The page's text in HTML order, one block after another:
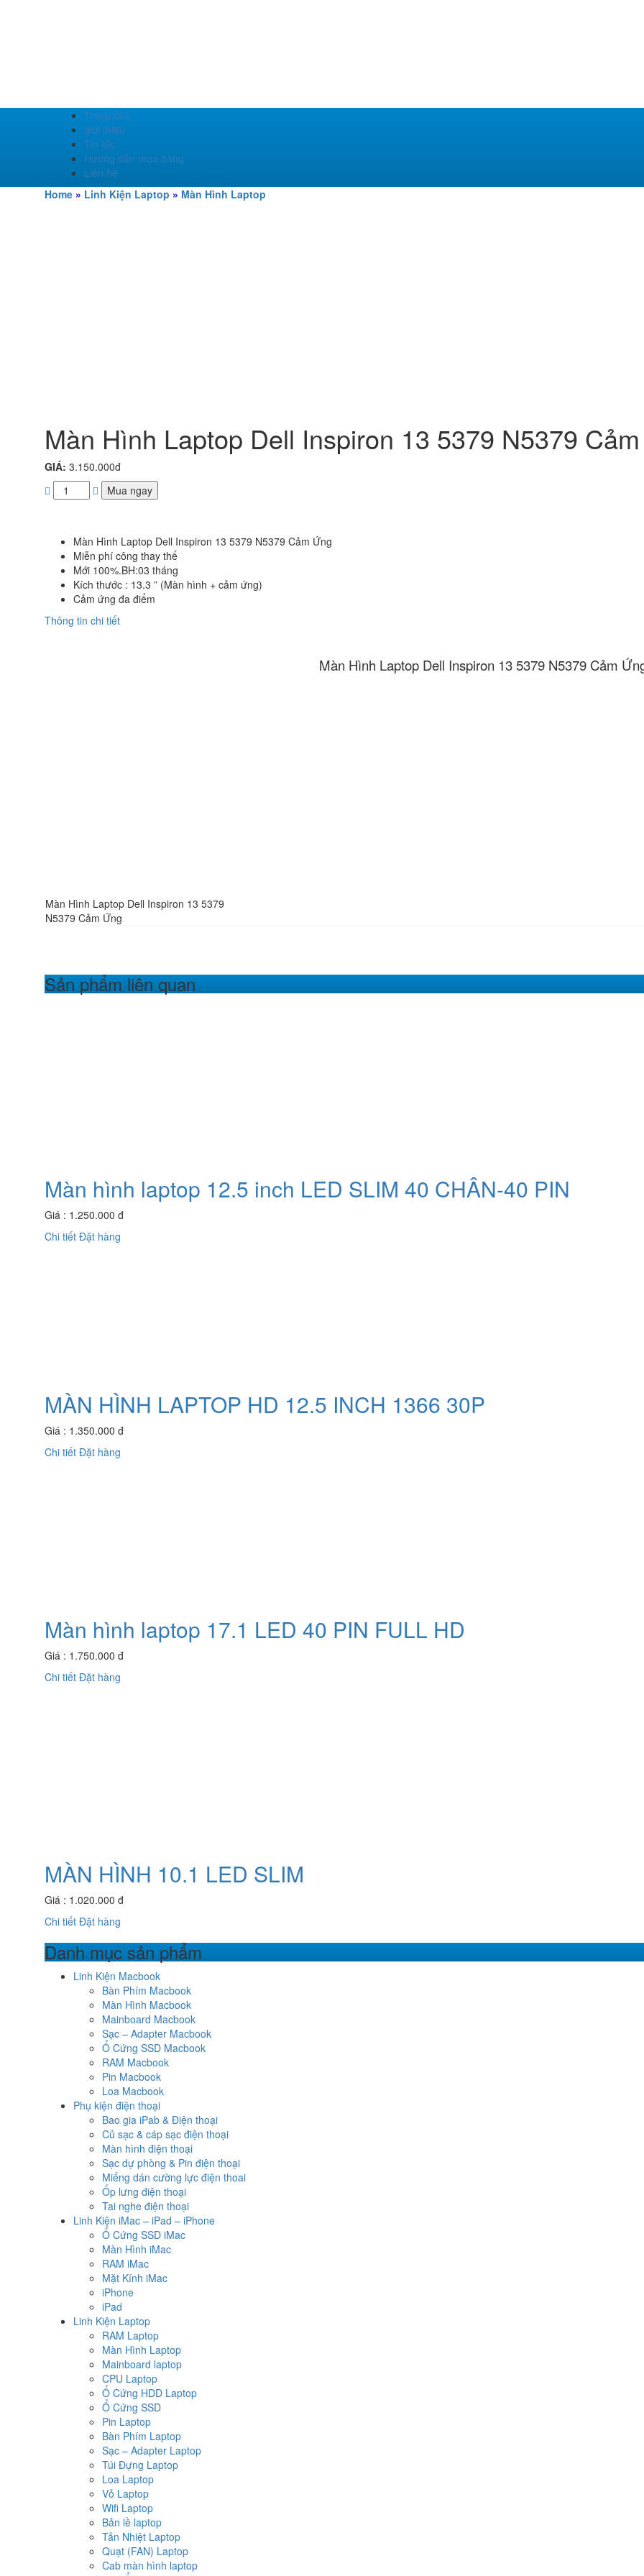
Trang chủ
giới thiệu
Tin tức
Hướng dẫn mua hàng
Liên hệ
Home » Linh Kiện Laptop » Màn Hình Laptop
Màn Hình Laptop Dell Inspiron 13 5379 N5379
GIÁ: 3.150.000đ
Mua ngay
Màn Hình Laptop Dell Inspiron 13 5379 N5379 Cảm Ứng
Miễn phí công thay thế
Mới 100%.BH:03 tháng
Kích thước : 13.3 ” (Màn hình + cảm ứng)
Cảm ứng đa điểm
Thông tin chi tiết
Màn Hình Laptop Dell Inspiron 13 5379 N5379 Cảm
Màn Hình Laptop Dell Inspiron 13 5379
N5379 Cảm Ứng
Sản phẩm liên quan
Màn hình laptop 12.5 inch LED SLIM 40 CHÂN-40 PIN
Giá : 1.250.000 đ
Chi tiết Đặt hàng
MÀN HÌNH LAPTOP HD 12.5 INCH 1366 30P
Giá : 1.350.000 đ
Chi tiết Đặt hàng
Màn hình laptop 17.1 LED 40 PIN FULL HD
Giá : 1.750.000 đ
Chi tiết Đặt hàng
MÀN HÌNH 10.1 LED SLIM
Giá : 1.020.000 đ
Chi tiết Đặt hàng
Danh mục sản phẩm
Linh Kiện Macbook
Bàn Phím Macbook
Màn Hình Macbook
Mainboard Macbook
Sạc – Adapter Macbook
Ổ Cứng SSD Macbook
RAM Macbook
Pin Macbook
Loa Macbook
Phụ kiện điện thoại
Bao gia iPab & Điện thoại
Củ sạc & cáp sạc điện thoại
Màn hình điện thoại
Sạc dự phòng & Pin điện thoại
Miếng dán cường lực điện thoai
Ốp lưng điện thoại
Tai nghe điện thoại
Linh Kiện iMac – iPad – iPhone
Ổ Cứng SSD iMac
Màn Hình iMac
RAM iMac
Mặt Kính iMac
iPhone
iPad
Linh Kiện Laptop
RAM Laptop
Màn Hình Laptop
Mainboard laptop
CPU Laptop
Ổ Cứng HDD Laptop
Ổ Cứng SSD
Pin Laptop
Bàn Phím Laptop
Sạc – Adapter Laptop
Túi Đựng Laptop
Loa Laptop
Vỏ Laptop
Wifi Laptop
Bản lề laptop
Tản Nhiệt Laptop
Quạt (FAN) Laptop
Cab màn hình laptop